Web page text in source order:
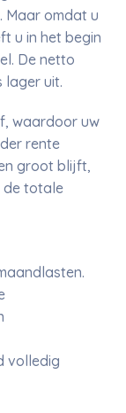
Maar omdat u
u in het begin
De netto
lager uit.
waardoor uw
rente
groot blijft,
de totale
volledig